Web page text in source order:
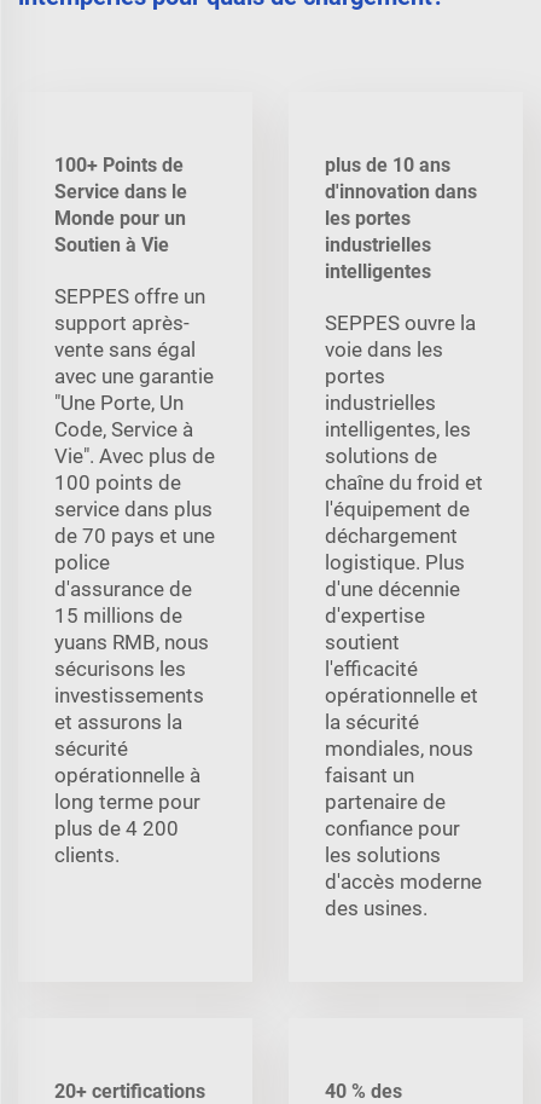
100+ Points de
Service dans le
Monde pour un
Soutien à Vie
SEPPES offre un
support après-
vente sans égal
avec une garantie
"Une Porte, Un
Code, Service à
Vie". Avec plus de
100 points de
service dans plus
de 70 pays et une
police
d'assurance de
15 millions de
yuans RMB, nous
sécurisons les
investissements
et assurons la
sécurité
opérationnelle à
long terme pour
plus de 4 200
clients.
plus de 10 ans
d'innovation dans
les portes
industrielles
intelligentes
SEPPES ouvre la
voie dans les
portes
industrielles
intelligentes, les
solutions de
chaîne du froid et
l'équipement de
déchargement
logistique. Plus
d'une décennie
d'expertise
soutient
l'efficacité
opérationnelle et
la sécurité
mondiales, nous
faisant un
partenaire de
confiance pour
les solutions
d'accès moderne
des usines.
20+ certifications
40 % des